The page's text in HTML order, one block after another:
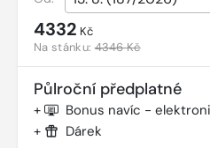
4332 Kč
Na stánku:4346 Kč
Půlroční předplatné
+ Bonus navíc -
+ Dárek